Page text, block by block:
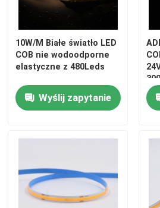
10W/M Białe światło LED
COB nie wodoodporne
elastyczne z 480Leds
Wyślij zapytanie